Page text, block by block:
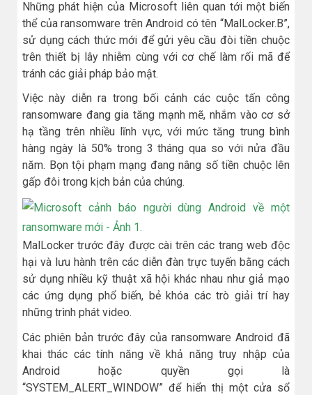
Những phát hiện của Microsoft liên quan tới một biến
thể của ransomware trên Android có tên “MalLocker.B”,
sử dụng cách thức mới để gửi yêu cầu đòi tiền chuộc
trên thiết bị lây nhiễm cùng với cơ chế làm rối mã để
tránh các giải pháp bảo mật.
Việc này diễn ra trong bối cảnh các cuộc tấn công
ransomware đang gia tăng mạnh mẽ, nhắm vào cơ sở
hạ tầng trên nhiều lĩnh vực, với mức tăng trung bình
hàng ngày là 50% trong 3 tháng qua so với nửa đầu
năm. Bọn tội phạm mạng đang nâng số tiền chuộc lên
gấp đôi trong kịch bản của chúng.
MalLocker trước đây được cài trên các trang web độc
hại và lưu hành trên các diễn đàn trực tuyến bằng cách
sử dụng nhiều kỹ thuật xã hội khác nhau như giả mạo
các ứng dụng phổ biến, bẻ khóa các trò giải trí hay
những trình phát video.
Các phiên bản trước đây của ransomware Android đã
khai thác các tính năng về khả năng truy nhập của
Android hoặc quyền gọi là
“SYSTEM_ALERT_WINDOW” để hiển thị một cửa sổ